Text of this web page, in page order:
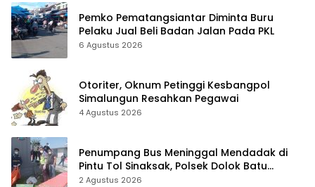
Pemko Pematangsiantar Diminta Buru
Pelaku Jual Beli Badan Jalan Pada PKL
6 Agustus 2026
Otoriter, Oknum Petinggi Kesbangpol
Simalungun Resahkan Pegawai
4 Agustus 2026
Penumpang Bus Meninggal Mendadak di
Pintu Tol Sinaksak, Polsek Dolok Batu
Nanggar Gerak Cepat Olah TKP
2 Agustus 2026